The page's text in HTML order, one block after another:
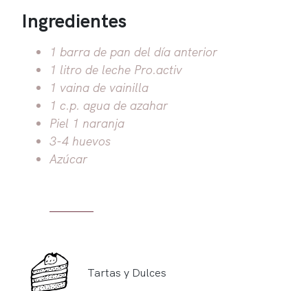
Ingredientes
1 barra de pan del día anterior
1 litro de leche Pro.activ
1 vaina de vainilla
1 c.p. agua de azahar
Piel 1 naranja
3-4 huevos
Azúcar
Tartas y Dulces